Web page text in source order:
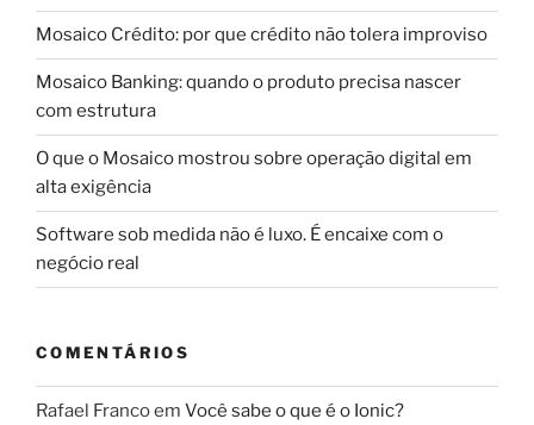
Mosaico Crédito: por que crédito não tolera improviso
Mosaico Banking: quando o produto precisa nascer
com estrutura
O que o Mosaico mostrou sobre operação digital em
alta exigência
Software sob medida não é luxo. É encaixe com o
negócio real
COMENTÁRIOS
Rafael Francoem Você sabe o que é o Ionic?